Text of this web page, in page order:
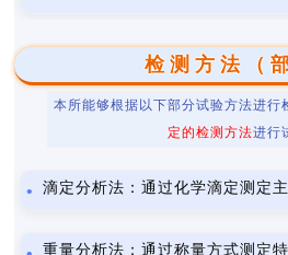
检测方法（
本所能够根据以下部分试验方法进行
定的检测方法进行
滴定分析法：通过化学滴定测定
重量分析法：通过称量方式测定